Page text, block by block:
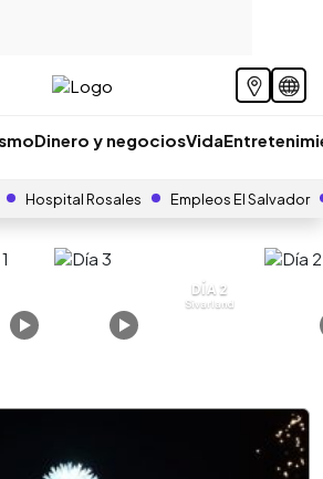
Dinero y negociosVida
Hospital Rosales Empleos El Salvador
DÍA 2
Sivarland